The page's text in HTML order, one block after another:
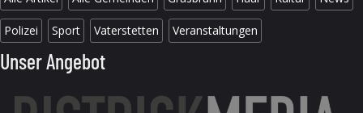
Polizei Sport Vaterstetten Veranstaltungen
Unser Angebot